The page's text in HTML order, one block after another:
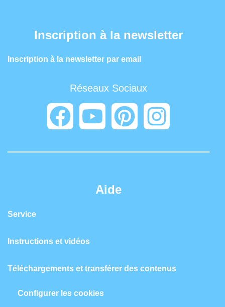
Inscription à la newsletter
Inscription à la newsletter par email
Réseaux Sociaux
Aide
Service
Instructions et vidéos
Téléchargements et transférer des contenus
Configurer les cookies